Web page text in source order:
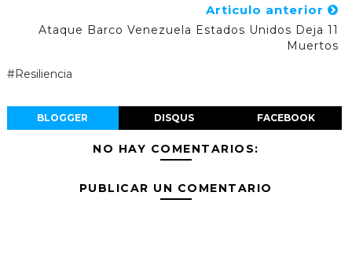
Articulo anterior
Ataque Barco Venezuela Estados Unidos Deja 11
Muertos
#Resiliencia
BLOGGER DISQUS FACEBOOK
NO HAY COMENTARIOS:
PUBLICAR UN COMENTARIO